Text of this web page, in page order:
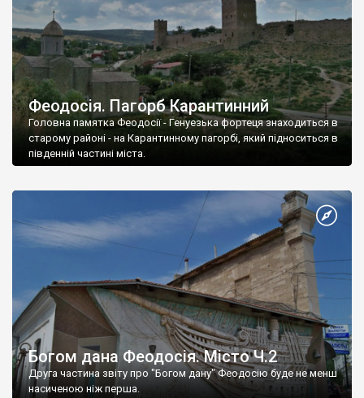
Феодосія. Пагорб Карантинний
Головна памятка Феодосії - Генуезька фортеця знаходиться в
старому районі - на Карантинному пагорбі, який підноситься в
південній частині міста.
Богом дана Феодосія. Місто Ч.2
Друга частина звіту про "Богом дану" Феодосію буде не менш
насиченою ніж перша.